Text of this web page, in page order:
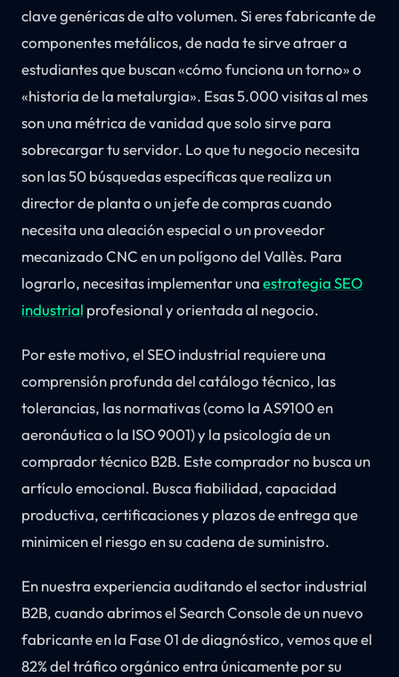
clave genéricas de alto volumen. Si eres fabricante de
componentes metálicos, de nada te sirve atraer a
estudiantes que buscan «cómo funciona un torno» o
«historia de la metalurgia». Esas 5.000 visitas al mes
son una métrica de vanidad que solo sirve para
sobrecargar tu servidor. Lo que tu negocio necesita
son las 50 búsquedas específicas que realiza un
director de planta o un jefe de compras cuando
necesita una aleación especial o un proveedor
mecanizado CNC en un polígono del Vallès. Para
lograrlo, necesitas implementar unaestrategia SEO
industrial profesional y orientada al negocio.
Por este motivo, el SEO industrial requiere una
comprensión profunda del catálogo técnico, las
tolerancias, las normativas (como la AS9100 en
aeronáutica o la ISO 9001) y la psicología de un
comprador técnico B2B. Este comprador no busca un
artículo emocional. Busca fiabilidad, capacidad
productiva, certificaciones y plazos de entrega que
minimicen el riesgo en su cadena de suministro.
En nuestra experiencia auditando el sector industrial
B2B, cuando abrimos el Search Console de un nuevo
fabricante en la Fase 01 de diagnóstico, vemos que el
82% del tráfico orgánico entra únicamente por su